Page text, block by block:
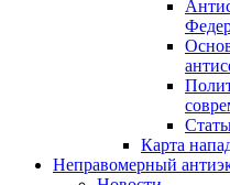
Карта
Неправомерный